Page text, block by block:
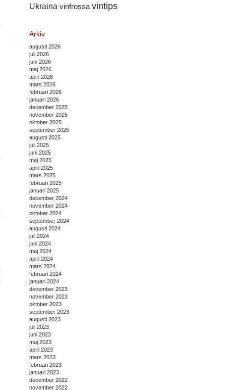
Ukraina vinfrossa vintips
Arkiv
augusti 2026
juli 2026
juni 2026
maj 2026
april 2026
mars 2026
februari 2026
januari 2026
december 2025
november 2025
oktober 2025
september 2025
augusti 2025
juli 2025
juni 2025
maj 2025
april 2025
mars 2025
februari 2025
januari 2025
december 2024
november 2024
oktober 2024
september 2024
augusti 2024
juli 2024
juni 2024
maj 2024
april 2024
mars 2024
februari 2024
januari 2024
december 2023
november 2023
oktober 2023
september 2023
augusti 2023
juli 2023
juni 2023
maj 2023
april 2023
mars 2023
februari 2023
januari 2023
december 2022
november 2022